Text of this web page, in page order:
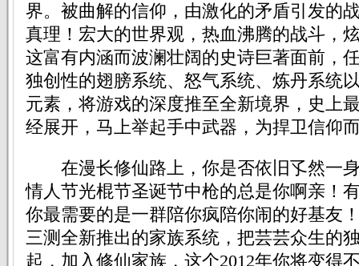
界。被曲解的信仰，由激化的矛盾引发的
真理！宏大的世界观，热血沸腾的战斗，
这富有内涵而波澜壮阔的史诗巨著面前，
独创性的翅膀系统、怒气系统、炼丹系统
元素，将游戏的深度推至全新境界，史上
经展开，马上举起手中武器，为捍卫信仰
在漫长修仙路上，你是否依旧孓然一
情人节光棍节圣诞节中枪的总是你啊亲！
你最需要的是一群陪你疯陪你闹的好基友
三测全新推出的家族系统，把芸芸众生的
起，加入修仙家族，这个2012年你将变得